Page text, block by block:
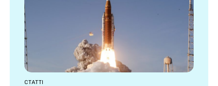
СТАТТІ